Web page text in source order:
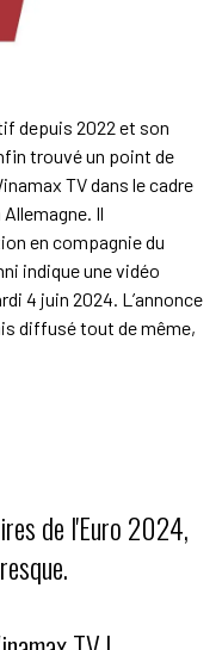
depuis 2022 et son
trouvé un point de
TV dans le cadre
Il
en compagnie du
indique une vidéo
4 juin 2024. L’annonce
diffusé tout de même,
de l'Euro 2024,